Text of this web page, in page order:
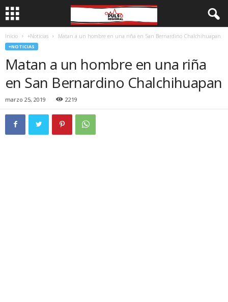
Inicio +Noticias Matan a un hombre en una riña en San Bernardino Chalchihuapan
+NOTICIAS
Matan a un hombre en una riña
en San Bernardino Chalchihuapan
marzo 25, 2019 2219